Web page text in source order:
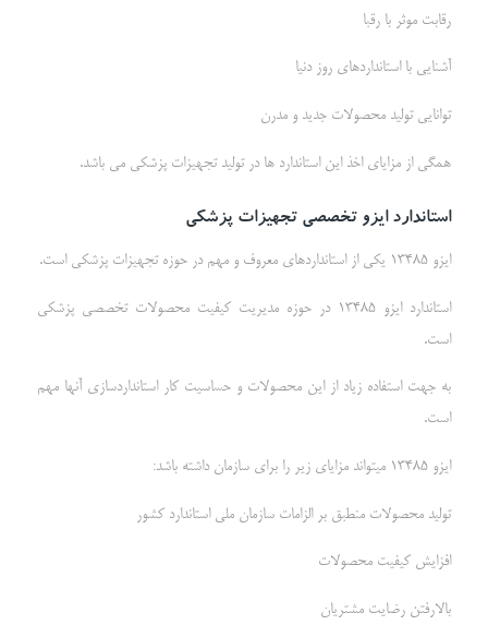
رقابت موثر با رقبا
آشنایی با استانداردهای روز دنیا
توانایی تولید محصولات جدید و مدرن
همگی از مزایای اخذ این استاندارد ها در تولید تجهیزات پزشکی می باشد.
استانداردایزو تخصصی تجهیزات پزشکی
ایزو 13485 یکی از استانداردهای معروف و مهم در حوزه تجهیزات پزشکی است.
استاندارد ایزو 13485 در حوزه مدیریت کیفیت محصولات تخصصی پزشکی
است.
به جهت استفاده زیاد از این محصولات و حساسیت کار استانداردسازی آنها مهم
است.
ایزو 13485 میتواند مزایای زیر را برای سازمان داشته باشد:
تولید محصولات منطبق بر الزامات سازمان ملی استاندارد کشور
افزایش کیفیت محصولات
بالارفتن رضایت مشتریان